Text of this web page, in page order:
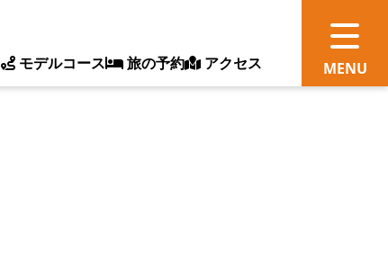
モデルコース 旅の予約 アクセス